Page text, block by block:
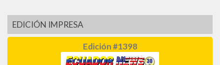
EDICIÓN IMPRESA
Edición #1398